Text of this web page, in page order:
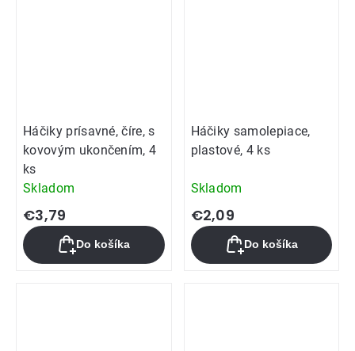
Háčiky prísavné, číre, s
kovovým ukončením, 4
ks
Skladom
€3,79
Do košíka
Háčiky samolepiace,
plastové, 4 ks
Skladom
€2,09
Do košíka